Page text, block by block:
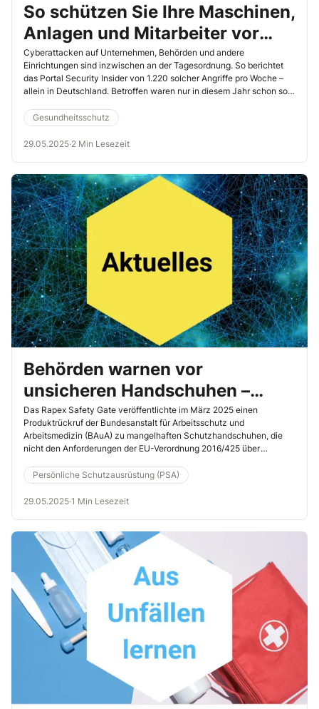
So schützen Sie Ihre Maschinen,
Anlagen und Mitarbeiter vor
Cyberattacken
Cyberattacken auf Unternehmen, Behörden und andere
Einrichtungen sind inzwischen an der Tagesordnung. So berichtet
das Portal Security Insider von 1.220 solcher Angriffe pro Woche –
allein in Deutschland. Betroffen waren nur in diesem Jahr schon so
das Bayerische Digitalministerium.
Gesundheitsschutz
29.05.2025·2 Min Lesezeit
Behörden warnen vor
unsicheren Handschuhen –
prüfen Sie jetzt Ihren Bestand
Das Rapex Safety Gate veröffentlichte im März 2025 einen
Produktrückruf der Bundesanstalt für Arbeitsschutz und
Arbeitsmedizin (BAuA) zu mangelhaften Schutzhandschuhen, die
nicht den Anforderungen der EU-Verordnung 2016/425 über
Schnellwarnsystem der EU für gefährliche Non-Food-Produkte.
Persönliche Schutzausrüstung (PSA)
29.05.2025·1 Min Lesezeit